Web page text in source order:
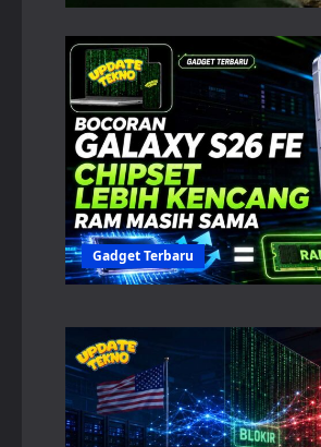
Gadget Terbaru